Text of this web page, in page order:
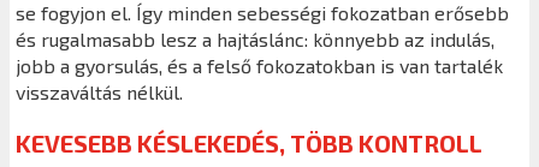
se fogyjon el. Így minden sebességi fokozatban erősebb
és rugalmasabb lesz a hajtáslánc: könnyebb az indulás,
jobb a gyorsulás, és a felső fokozatokban is van tartalék
visszaváltás nélkül.
KEVESEBB KÉSLEKEDÉS, TÖBB KONTROLL